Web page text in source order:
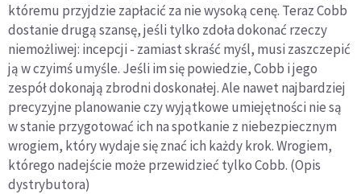
któremu przyjdzie zapłacić za nie wysoką cenę. Teraz Cobb
dostanie drugą szansę, jeśli tylko zdoła dokonać rzeczy
niemożliwej: incepcji - zamiast skraść myśl, musi zaszczepić
ją w czyimś umyśle. Jeśli im się powiedzie, Cobb i jego
zespół dokonają zbrodni doskonałej. Ale nawet najbardziej
precyzyjne planowanie czy wyjątkowe umiejętności nie są
w stanie przygotować ich na spotkanie z niebezpiecznym
wrogiem, który wydaje się znać ich każdy krok. Wrogiem,
którego nadejście może przewidzieć tylko Cobb. (Opis
dystrybutora)